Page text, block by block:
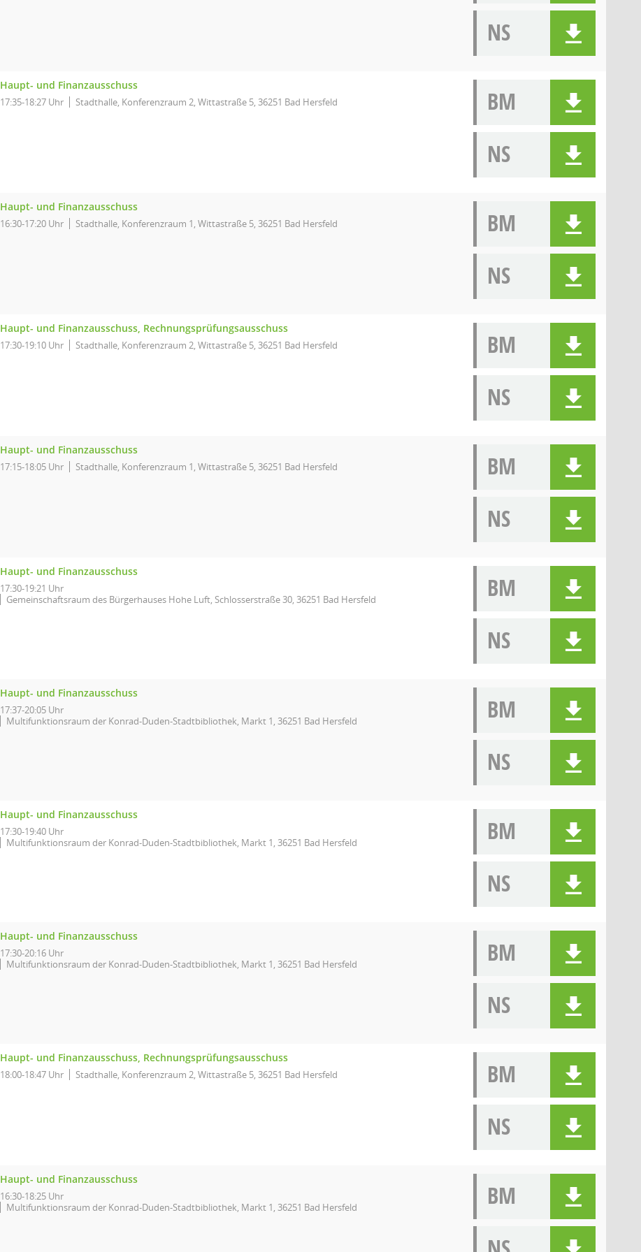
NS
Haupt- und Finanzausschuss
17:35-18:27 Uhr Stadthalle, Konferenzraum 2, Wittastraße 5, 36251 Bad Hersfeld
BM
NS
Haupt- und Finanzausschuss
16:30-17:20 Uhr Stadthalle, Konferenzraum 1, Wittastraße 5, 36251 Bad Hersfeld
BM
NS
Haupt- und Finanzausschuss, Rechnungsprüfungsausschuss
17:30-19:10 Uhr Stadthalle, Konferenzraum 2, Wittastraße 5, 36251 Bad Hersfeld
BM
NS
Haupt- und Finanzausschuss
17:15-18:05 Uhr Stadthalle, Konferenzraum 1, Wittastraße 5, 36251 Bad Hersfeld
BM
NS
Haupt- und Finanzausschuss
17:30-19:21 Uhr
Gemeinschaftsraum des Bürgerhauses Hohe Luft, Schlosserstraße 30, 36251 Bad Hersfeld
BM
NS
Haupt- und Finanzausschuss
17:37-20:05 Uhr
Multifunktionsraum der Konrad-Duden-Stadtbibliothek, Markt 1, 36251 Bad Hersfeld
BM
NS
Haupt- und Finanzausschuss
17:30-19:40 Uhr
Multifunktionsraum der Konrad-Duden-Stadtbibliothek, Markt 1, 36251 Bad Hersfeld
BM
NS
Haupt- und Finanzausschuss
17:30-20:16 Uhr
Multifunktionsraum der Konrad-Duden-Stadtbibliothek, Markt 1, 36251 Bad Hersfeld
BM
NS
Haupt- und Finanzausschuss, Rechnungsprüfungsausschuss
18:00-18:47 Uhr Stadthalle, Konferenzraum 2, Wittastraße 5, 36251 Bad Hersfeld
BM
NS
Haupt- und Finanzausschuss
16:30-18:25 Uhr
Multifunktionsraum der Konrad-Duden-Stadtbibliothek, Markt 1, 36251 Bad Hersfeld
BM